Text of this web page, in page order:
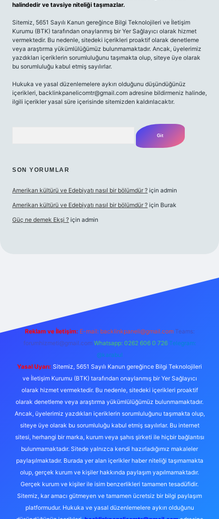
halindedir ve tavsiye niteliği taşımazlar.
Sitemiz, 5651 Sayılı Kanun gereğince Bilgi Teknolojileri ve İletişim
Kurumu (BTK) tarafından onaylanmış bir Yer Sağlayıcı olarak hizmet
vermektedir. Bu nedenle, sitedeki içerikleri proaktif olarak denetleme
veya araştırma yükümlülüğümüz bulunmamaktadır. Ancak, üyelerimiz
yazdıkları içeriklerin sorumluluğunu taşımakta olup, siteye üye olarak
bu sorumluluğu kabul etmiş sayılırlar.
Hukuka ve yasal düzenlemelere aykırı olduğunu düşündüğünüz
içerikleri, backlinkpanelicomtr@gmail.com adresine bildirmeniz halinde,
ilgili içerikler yasal süre içerisinde sitemizden kaldırılacaktır.
SON YORUMLAR
Amerikan kültürü ve Edebiyatı nasıl bir bölümdür ? için admin
Amerikan kültürü ve Edebiyatı nasıl bir bölümdür ? için Burak
Güç ne demek Ekşi ? için admin
Reklam ve İletişim: E-mail: backlinkpaneli@gmail.com Teams:
forumhizmeti@gmail.com Whatsapp: 0262 606 0 726 Telegram:
@karabul
Yasal Uyarı: Sitemiz, 5651 Sayılı Kanun gereğince Bilgi Teknolojileri
ve İletişim Kurumu (BTK) tarafından onaylanmış bir Yer Sağlayıcı
olarak hizmet vermektedir. Bu nedenle, sitedeki içerikleri proaktif
olarak denetleme veya araştırma yükümlülüğümüz bulunmamaktadır.
Ancak, üyelerimiz yazdıkları içeriklerin sorumluluğunu taşımakta olup,
siteye üye olarak bu sorumluluğu kabul etmiş sayılırlar. Bu internet
sitesi, herhangi bir marka, kurum veya şahıs şirketi ile hiçbir bağlantısı
bulunmamaktadır. Sitede yalnızca kendi hazırladığımız makaleler
paylaşılmaktadır. Burada yer alan içerikler haber niteliği taşımamakta
olup, gerçek kurum ve kişiler hakkında paylaşım yapılmamaktadır.
Gerçek kurum ve kişiler ile isim benzerlikleri tamamen tesadüfidir.
Sitemiz, kar amacı gütmeyen ve tamamen ücretsiz bir bilgi paylaşım
platformudur. Hukuka ve yasal düzenlemelere aykırı olduğunu